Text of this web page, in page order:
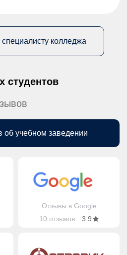
колледжа
студентов
об учебном заведении
Отзывы в Google
10 отзывов
3.9